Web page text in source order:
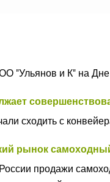
"Ульянов и К" на
сходить с
рынок
продажи